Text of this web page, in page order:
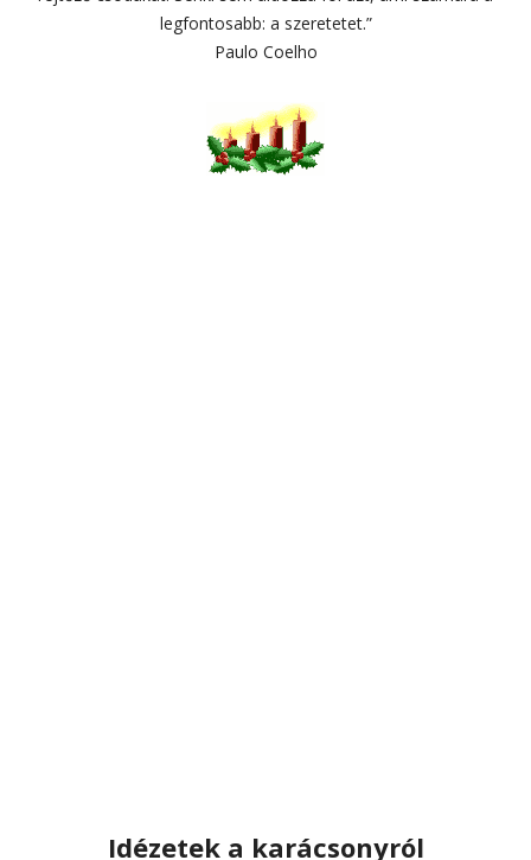
legfontosabb: a szeretetet.”
Paulo Coelho
Idézetek a karácsonyról